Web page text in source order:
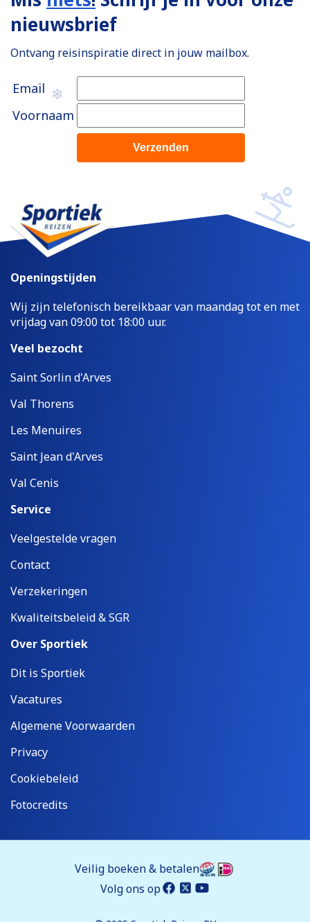
nieuwsbrief
Ontvang reisinspiratie direct in jouw mailbox.
Email
Voornaam
Openingstijden
Wij zijn telefonisch bereikbaar van maandag tot en met
vrijdag van 09:00 tot 18:00 uur.
Veel bezocht
Saint Sorlin d'Arves
Val Thorens
Les Menuires
Saint Jean d'Arves
Val Cenis
Service
Veelgestelde vragen
Contact
Verzekeringen
Kwaliteitsbeleid & SGR
Over Sportiek
Dit is Sportiek
Vacatures
Algemene Voorwaarden
Privacy
Cookiebeleid
Fotocredits
Veilig boeken & betalen
Volg ons op